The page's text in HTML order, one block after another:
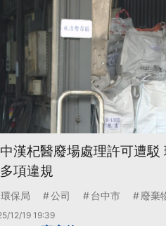
漢杞醫廢場處理許可遭駁
項違規
環保局 公司 台中市 廢棄
12/19 19:39